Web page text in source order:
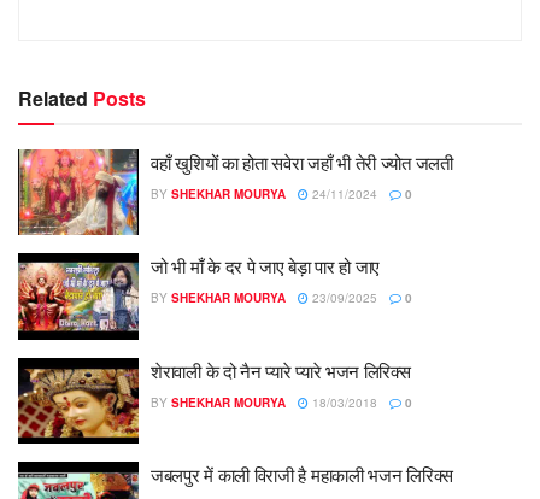
Related Posts
वहाँ खुशियों का होता सवेरा जहाँ भी तेरी ज्योत जलती
BY SHEKHAR MOURYA 24/11/2024 0
जो भी माँ के दर पे जाए बेड़ा पार हो जाए
BY SHEKHAR MOURYA 23/09/2025 0
शेरावाली के दो नैन प्यारे प्यारे भजन लिरिक्स
BY SHEKHAR MOURYA 18/03/2018 0
जबलपुर में काली विराजी है महाकाली भजन लिरिक्स